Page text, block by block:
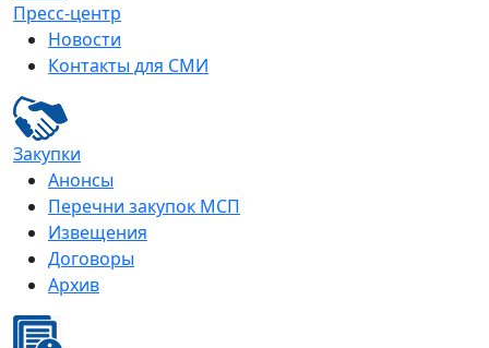
Пресс-центр
Новости
Контакты для СМИ
Закупки
Анонсы
Перечни закупок МСП
Извещения
Договоры
Архив